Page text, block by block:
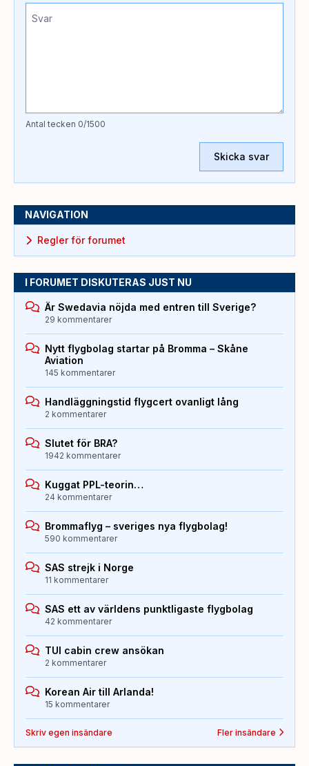
Antal tecken 0/1500
Skicka svar
NAVIGATION
Regler för forumet
I FORUMET DISKUTERAS JUST NU
Är Swedavia nöjda med entren till Sverige?
29 kommentarer
Nytt flygbolag startar på Bromma – Skåne
Aviation
145 kommentarer
Handläggningstid flygcert ovanligt lång
2 kommentarer
Slutet för BRA?
1942 kommentarer
Kuggat PPL-teorin…
24 kommentarer
Brommaflyg – sveriges nya flygbolag!
590 kommentarer
SAS strejk i Norge
11 kommentarer
SAS ett av världens punktligaste flygbolag
42 kommentarer
TUI cabin crew ansökan
2 kommentarer
Korean Air till Arlanda!
15 kommentarer
Skriv egen insändare Fler insändare